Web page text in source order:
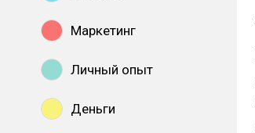
Маркетинг
Личный опыт
Деньги